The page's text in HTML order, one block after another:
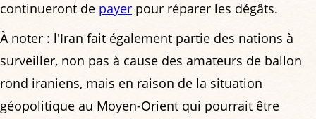
continueront de payer pour réparer les dégâts.
À noter : l'Iran fait également partie des nations à
surveiller, non pas à cause des amateurs de ballon
rond iraniens, mais en raison de la situation
géopolitique au Moyen-Orient qui pourrait être